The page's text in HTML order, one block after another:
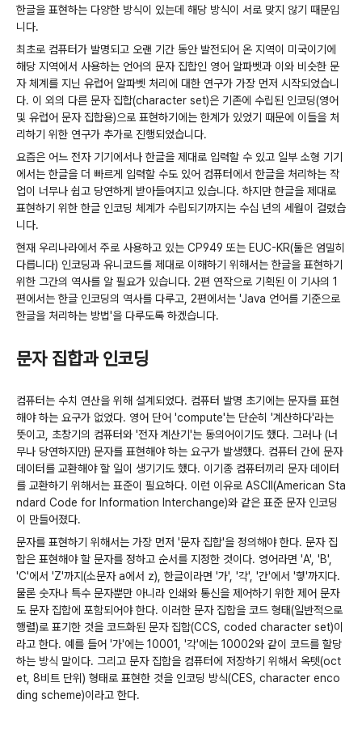
한글을 표현하는 다양한 방식이 있는데 해당 방식이 서로 맞지 않기 때문입
니다.
최초로 컴퓨터가 발명되고 오랜 기간 동안 발전되어 온 지역이 미국이기에
해당 지역에서 사용하는 언어의 문자 집합인 영어 알파벳과 이와 비슷한 문
자 체계를 지닌 유럽어 알파벳 처리에 대한 연구가 가장 먼저 시작되었습니
다. 이 외의 다른 문자 집합(character set)은 기존에 수립된 인코딩(영어
및 유럽어 문자 집합용)으로 표현하기에는 한계가 있었기 때문에 이들을 처
리하기 위한 연구가 추가로 진행되었습니다.
요즘은 어느 전자 기기에서나 한글을 제대로 입력할 수 있고 일부 소형 기기
에서는 한글을 더 빠르게 입력할 수도 있어 컴퓨터에서 한글을 처리하는 작
업이 너무나 쉽고 당연하게 받아들여지고 있습니다. 하지만 한글을 제대로
표현하기 위한 한글 인코딩 체계가 수립되기까지는 수십 년의 세월이 걸렸습
니다.
현재 우리나라에서 주로 사용하고 있는 CP949 또는 EUC-KR(둘은 엄밀히
다릅니다) 인코딩과 유니코드를 제대로 이해하기 위해서는 한글을 표현하기
위한 그간의 역사를 알 필요가 있습니다. 2편 연작으로 기획된 이 기사의 1
편에서는 한글 인코딩의 역사를 다루고, 2편에서는 'Java 언어를 기준으로
한글을 처리하는 방법'을 다루도록 하겠습니다.
문자 집합과 인코딩
컴퓨터는 수치 연산을 위해 설계되었다. 컴퓨터 발명 초기에는 문자를 표현
해야 하는 요구가 없었다. 영어 단어 'compute'는 단순히 '계산하다'라는
뜻이고, 초창기의 컴퓨터와 '전자 계산기'는 동의어이기도 했다. 그러나 (너
무나 당연하지만) 문자를 표현해야 하는 요구가 발생했다. 컴퓨터 간에 문자
데이터를 교환해야 할 일이 생기기도 했다. 이기종 컴퓨터끼리 문자 데이터
를 교환하기 위해서는 표준이 필요하다. 이런 이유로 ASCII(American Sta
ndard Code for Information Interchange)와 같은 표준 문자 인코딩
이 만들어졌다.
문자를 표현하기 위해서는 가장 먼저 '문자 집합'을 정의해야 한다. 문자 집
합은 표현해야 할 문자를 정하고 순서를 지정한 것이다. 영어라면 'A', 'B',
'C'에서 'Z'까지(소문자 a에서 z), 한글이라면 '가', '각', '간'에서 '힣'까지다.
물론 숫자나 특수 문자뿐만 아니라 인쇄와 통신을 제어하기 위한 제어 문자
도 문자 집합에 포함되어야 한다. 이러한 문자 집합을 코드 형태(일반적으로
행렬)로 표기한 것을 코드화된 문자 집합(CCS, coded character set)이
라고 한다. 예를 들어 '가'에는 10001, '각'에는 10002와 같이 코드를 할당
하는 방식 말이다. 그리고 문자 집합을 컴퓨터에 저장하기 위해서 옥텟(oct
et, 8비트 단위) 형태로 표현한 것을 인코딩 방식(CES, character enco
ding scheme)이라고 한다.